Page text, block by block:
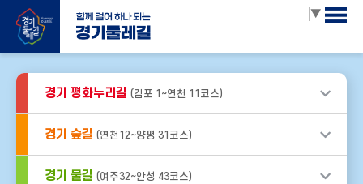
▼
경기 평화누리길 (김포 1~연천 11코스)
경기 숲길 (연천12~양평 31코스)
경기 물길 (여주32~안성 43코스)